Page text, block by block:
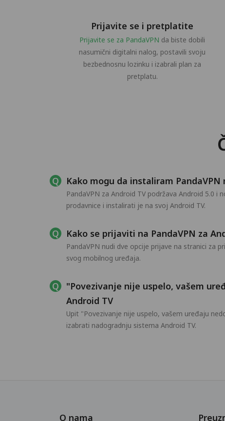
Prijavite se i pretplatite
Prijavite se za PandaVPN da biste dobili
nasumični digitalni nalog, postavili svoju
bezbednosnu lozinku i izabrali plan za
pretplatu.
Kako mogu da instaliram PandaVPN
PandaVPN za Android TV podržava Android 5.0
prodavnice i instalirati je na svoj Android TV.
Kako se prijaviti na PandaVPN za
PandaVPN nudi dve opcije prijave na stranici za
svog mobilnog uređaja.
"Povezivanje nije uspelo, vašem
Android TV
Upit "Povezivanje nije uspelo, vašem uređaju
izabrati nadogradnju sistema Android TV.
O nama